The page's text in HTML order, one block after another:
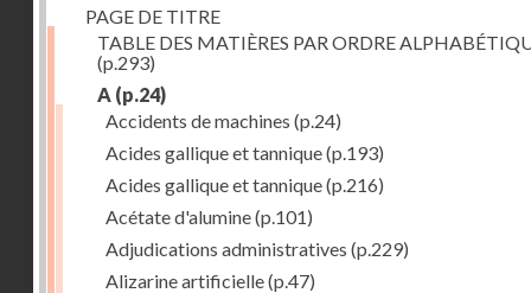
PAGE DE TITRE
TABLE DES MATIÈRES PAR ORDRE
(p.293)
A (p.24)
Accidents de machines (p.24)
Acides gallique et tannique(p.193)
Acides gallique et tannique(p.216)
Acétate d'alumine(p.101)
Adjudications administratives (p.229)
Alizarine artificielle(p.47)